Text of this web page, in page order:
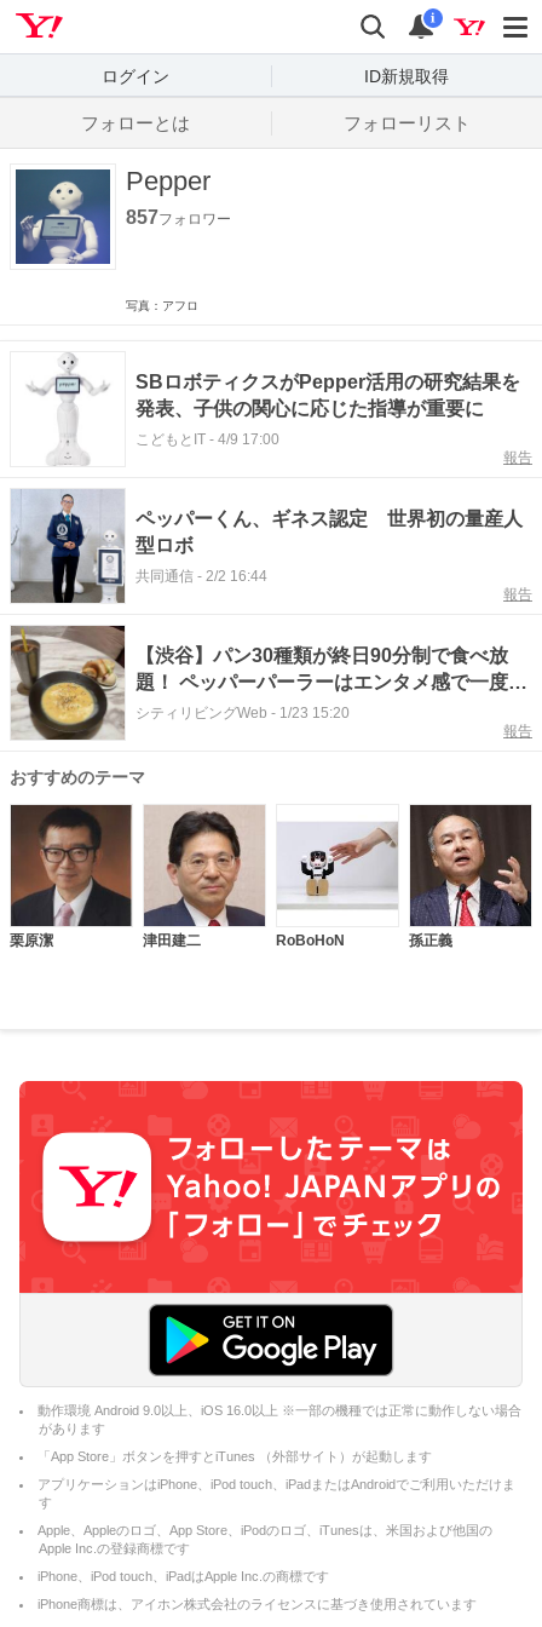
検索
通知
i
ログイン ID新規取得
フォローとは フォローリスト
Pepper
857フォロワー
写真：アフロ
SBロボティクスがPepper活用の研究結果を
発表、子供の関心に応じた指導が重要に
こどもとIT - 4/9 17:00
報告
ペッパーくん、ギネス認定 世界初の量産人
型ロボ
共同通信 - 2/2 16:44
報告
【渋谷】パン30種類が終日90分制で食べ放
題！ ペッパーパーラーはエンタメ感で一度行
ったらやみつきに
シティリビングWeb - 1/23 15:20
報告
おすすめのテーマ
栗原潔 津田建二 RoBoHoN 孫正義
動作環境 Android 9.0以上、iOS 16.0以上 ※一部の機種では正常に動作しない場合
があります
「App Store」ボタンを押すとiTunes （外部サイト）が起動します
アプリケーションはiPhone、iPod touch、iPadまたはAndroidでご利用いただけま
す
Apple、Appleのロゴ、App Store、iPodのロゴ、iTunesは、米国および他国の
Apple Inc.の登録商標です
iPhone、iPod touch、iPadはApple Inc.の商標です
iPhone商標は、アイホン株式会社のライセンスに基づき使用されています